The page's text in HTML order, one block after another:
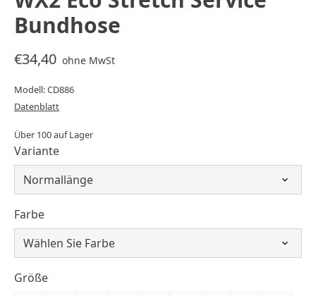
Bundhose
€34,40 ohne MwSt
Modell: CD886
Datenblatt
Über 100 auf Lager
Variante
Farbe
Größe